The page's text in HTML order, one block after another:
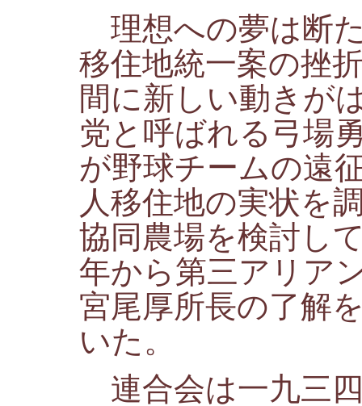
理想への夢は断
移住地統一案の挫
間に新しい動きが
党と呼ばれる弓場
が野球チームの遠
人移住地の実状を
協同農場を検討し
年から第三アリア
宮尾厚所長の了解
いた。
連合会は一九三